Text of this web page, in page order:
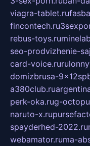
viagra-tablet.ru
fincontech.ru
rebus-toys.ru
seo-prodvizhenie-
card-voice.ru
domizbrusa-
a380club.ru
perk-oka.rug-
naruto-x.ru
spayderhed-2022.ru
webamator.ruma-